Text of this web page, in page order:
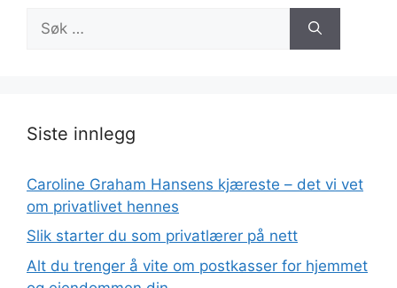
etter:
Siste innlegg
Caroline Graham Hansens kjæreste – det vi vet
om privatlivet hennes
Slik starter du som privatlærer på nett
Alt du trenger å vite om postkasser for hjemmet